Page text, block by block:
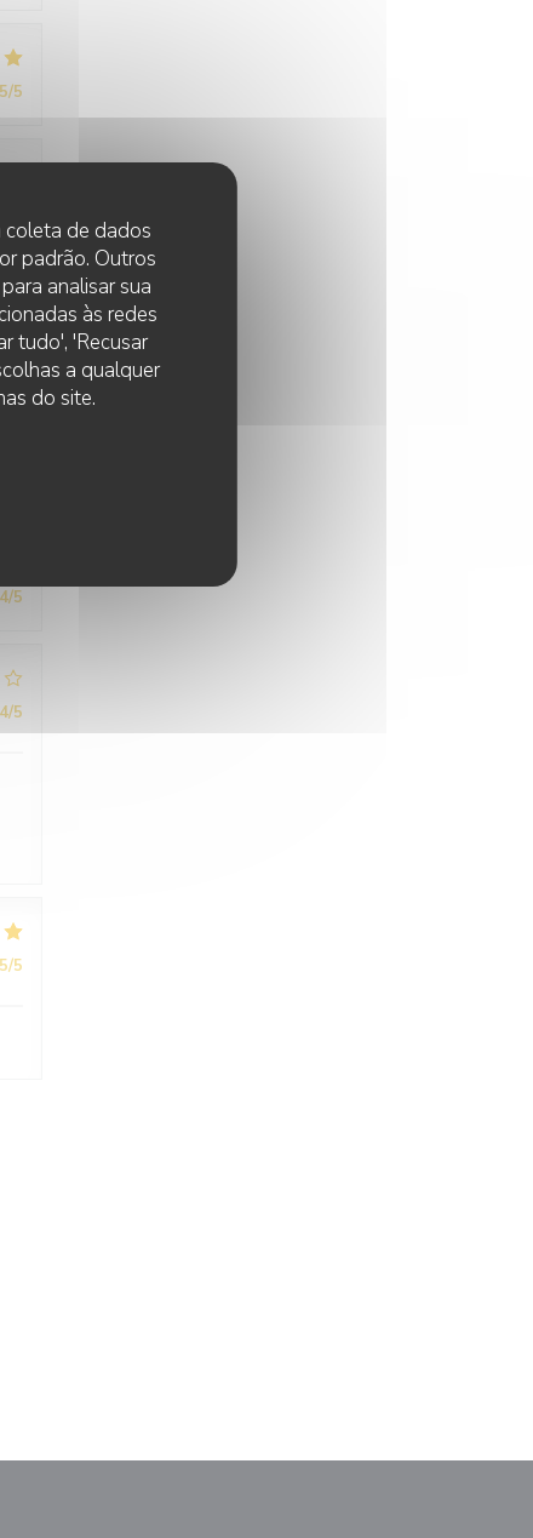
coleta de dados
padrão. Outros
analisar sua
às redes
tudo', 'Recusar
a qualquer
do site.
5/5
5/5
4/5
4/5
5/5